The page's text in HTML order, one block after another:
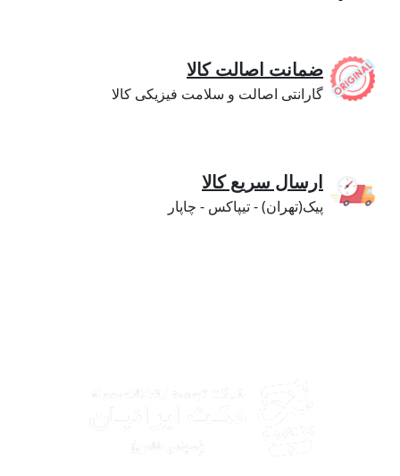
ضمانت اصالت کالا
گارانتی اصالت و سلامت فیزیکی کالا
ارسال سریع کالا
پیک(تهران) - تیپاکس - چاپار